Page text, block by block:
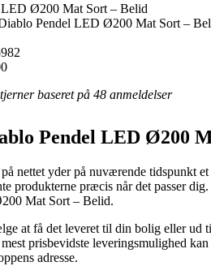
Ø200 Mat Sort – Belid
Pendel LED Ø200 Mat Sort –
baseret på 48 anmeldelser
Pendel LED Ø200
nettet yder på nuværende tidspunkt
produkterne præcis når det passer
Mat Sort – Belid.
at få det leveret til din bolig eller ud
prisbevidste leveringsmulighed
adresse.